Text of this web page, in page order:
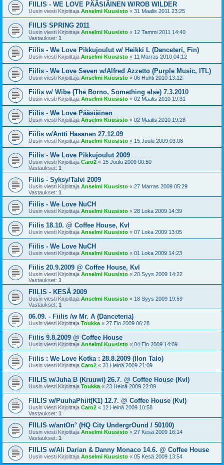
FIILIS - WE LOVE PÄÄSIÄINEN W/ROB WILDER
Uusin viesti Kirjoittaja Anselmi Kuusisto « 31 Maalis 2011 23:25
FIILIS SPRING 2011
Uusin viesti Kirjoittaja Anselmi Kuusisto « 12 Tammi 2011 14:40
Vastaukset: 1
Fiilis - We Love Pikkujoulut w/ Heikki L (Danceteri, Fin)
Uusin viesti Kirjoittaja Anselmi Kuusisto « 11 Marras 2010 04:12
Fiilis - We Love Seven w/Alfred Azzetto (Purple Music, ITL)
Uusin viesti Kirjoittaja Anselmi Kuusisto « 06 Huhti 2010 13:12
Fiilis w/ Wibe (The Borno, Something else) 7.3.2010
Uusin viesti Kirjoittaja Anselmi Kuusisto « 02 Maalis 2010 19:31
Fiilis - We Love Pääsiäinen
Uusin viesti Kirjoittaja Anselmi Kuusisto « 02 Maalis 2010 19:28
Fiilis w/Antti Hasanen 27.12.09
Uusin viesti Kirjoittaja Anselmi Kuusisto « 15 Joulu 2009 03:08
Fiilis - We Love Pikkujoulut 2009
Uusin viesti Kirjoittaja Caro2 « 15 Joulu 2009 00:50
Vastaukset: 1
Fiilis - Syksy/Talvi 2009
Uusin viesti Kirjoittaja Anselmi Kuusisto « 27 Marras 2009 05:29
Vastaukset: 1
Fiilis - We Love NuCH
Uusin viesti Kirjoittaja Anselmi Kuusisto « 28 Loka 2009 14:39
Fiilis 18.10. @ Coffee House, Kvl
Uusin viesti Kirjoittaja Anselmi Kuusisto « 07 Loka 2009 13:05
Fiilis - We Love NuCH
Uusin viesti Kirjoittaja Anselmi Kuusisto « 01 Loka 2009 14:23
Fiilis 20.9.2009 @ Coffee House, Kvl
Uusin viesti Kirjoittaja Anselmi Kuusisto « 20 Syys 2009 14:22
Vastaukset: 1
FIILIS - KESÄ 2009
Uusin viesti Kirjoittaja Anselmi Kuusisto « 18 Syys 2009 19:59
Vastaukset: 1
06.09. - Fiilis /w Mr. A (Danceteria)
Uusin viesti Kirjoittaja Toukka « 27 Elo 2009 06:28
Fiilis 9.8.2009 @ Coffee House
Uusin viesti Kirjoittaja Anselmi Kuusisto « 04 Elo 2009 14:09
Fiilis : We Love Kotka : 28.8.2009 (Ilon Talo)
Uusin viesti Kirjoittaja Caro2 « 31 Heinä 2009 21:09
FIILIS w/Juha B (Kruuwi) 26.7. @ Coffee House (Kvl)
Uusin viesti Kirjoittaja Toukka « 23 Heinä 2009 22:09
FIILIS w/PuuhaPhiit(K1) 12.7. @ Coffee House (Kvl)
Uusin viesti Kirjoittaja Caro2 « 12 Heinä 2009 10:58
Vastaukset: 1
FIILIS w/antOn° (HQ City UndergrOund / 50100)
Uusin viesti Kirjoittaja Anselmi Kuusisto « 27 Kesä 2009 16:14
Vastaukset: 1
FIILIS w/Ali Darian & Danny Monaco 14.6. @ Coffee House
Uusin viesti Kirjoittaja Anselmi Kuusisto « 05 Kesä 2009 13:54